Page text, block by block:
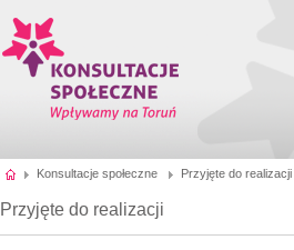
Konsultacje społeczne Przyjęte do realizacji
Przyjęte do realizacji